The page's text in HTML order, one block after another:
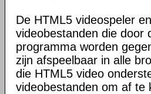
De HTML5 videospeler en
videobestanden die door
programma worden
zijn afspeelbaar in alle
die HTML5 video
videobestanden om af te